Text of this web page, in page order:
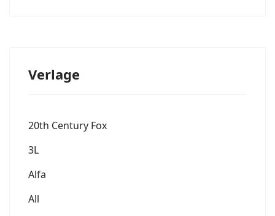
Verlage
20th Century Fox
3L
Alfa
All